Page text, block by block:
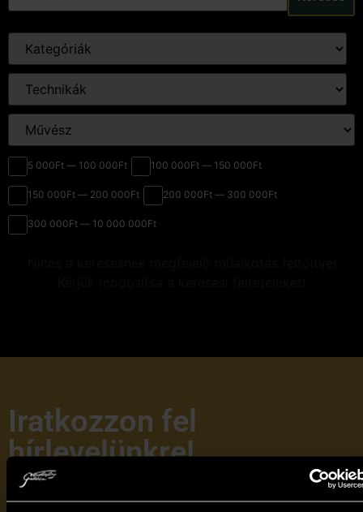
5 000Ft — 100 000Ft 100 000Ft — 150 000Ft
150 000Ft — 200 000Ft 200 000Ft — 300 000Ft
300 000Ft — 10 000 000Ft
Iratkozzon fel
hírlevelünkre!